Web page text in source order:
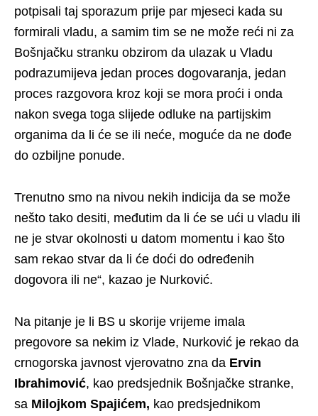
potpisali taj sporazum prije par mjeseci kada su
formirali vladu, a samim tim se ne može reći ni za
Bošnjačku stranku obzirom da ulazak u Vladu
podrazumijeva jedan proces dogovaranja, jedan
proces razgovora kroz koji se mora proći i onda
nakon svega toga slijede odluke na partijskim
organima da li će se ili neće, moguće da ne dođe
do ozbiljne ponude.
Trenutno smo na nivou nekih indicija da se može
nešto tako desiti, međutim da li će se ući u vladu ili
ne je stvar okolnosti u datom momentu i kao što
sam rekao stvar da li će doći do određenih
dogovora ili ne“, kazao je Nurković.
Na pitanje je li BS u skorije vrijeme imala
pregovore sa nekim iz Vlade, Nurković je rekao da
crnogorska javnost vjerovatno zna da Ervin
Ibrahimović, kao predsjednik Bošnjačke stranke,
sa Milojkom Spajićem, kao predsjednikom